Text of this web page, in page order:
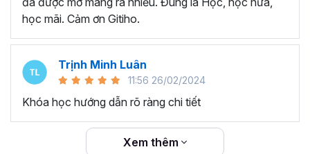
viên văn phòng nào cần hiểu và nắm vững. Có thể là bạn
trường, nhưng đó chỉ là những kiến thức cơ bản và chưa
đủ sâu để triển khai công việc thực tế.
Thực trạn, nhiều bạn đi làm đã quên gần hết các thao tác
trên Word do lâu không sử dụng. Không biết các mẹo và
thủ thuật làm việc với Word để tiết kiệm thời gian vì trước
đây chưa được đào tạo chuyên sâu.
học mãi. Cảm ơn Gitiho.
Trịnh Minh Luân
11:56 26/02/2024
Khóa học hướng dẫn rõ ràng chi tiết
Xem thêm